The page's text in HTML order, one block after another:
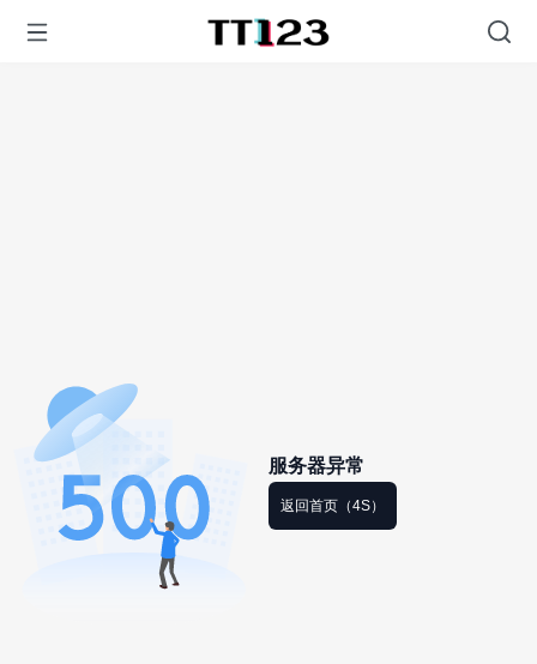
服务器异常
返回首页（4S）